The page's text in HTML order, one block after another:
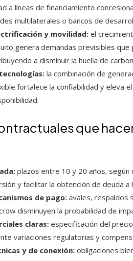
a líneas de financiamiento
multilaterales o bancos de
y movilidad:el
genera demandas previsibles que
a disminuir la huella de
la combinación de
fortalece la confiabilidad y eleva
que
plazos entre 10 y 20 años,
y facilitar la obtención de deuda a
de pago:avales, respaldos
disminuyen la probabilidad de
claras: especificación del
variaciones regulatorias y
y de conexión: obligaciones